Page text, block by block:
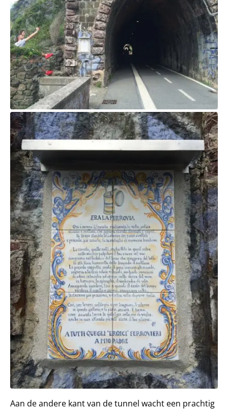
Aan de andere kant van de tunnel wacht een prachtig